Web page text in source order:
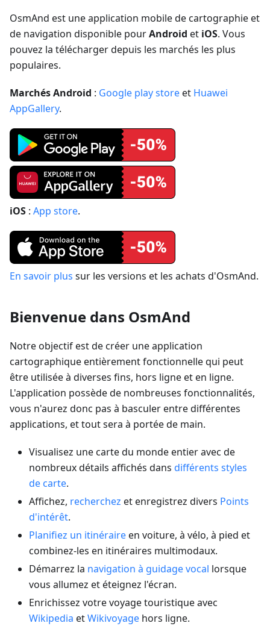
OsmAnd est une application mobile de cartographie et
de navigation disponible pourAndroid et iOS. Vous
pouvez la télécharger depuis les marchés les plus
populaires.
Marchés Android : Google play storeet Huawei
AppGallery.
iOS : App store.
En savoir plus sur les versions et les achats d'OsmAnd.
Bienvenue dans OsmAnd
Notre objectif est de créer une application
cartographique entièrement fonctionnelle qui peut
être utilisée à diverses fins, hors ligne et en ligne.
L'application possède de nombreuses fonctionnalités,
vous n'aurez donc pas à basculer entre différentes
applications, et tout sera à portée de main.
Visualisez une carte du monde entier avec de
nombreux détails affichés dans différents styles
de carte.
Affichez, recherchez et enregistrez divers Points
d'intérêt.
Planifiez un itinéraireen voiture, à vélo, à pied et
combinez-les en itinéraires multimodaux.
Démarrez la navigation à guidage vocal lorsque
vous allumez et éteignez l'écran.
Enrichissez votre voyage touristique avec
Wikipedia etWikivoyage hors ligne.